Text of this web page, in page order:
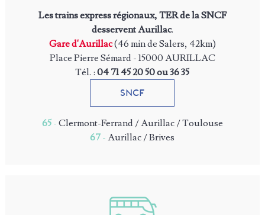
Les trains express régionaux, TER de la SNCF
desservent Aurillac.
Gare d'Aurillac(46 min de Salers, 42km)
Place Pierre Sémard - 15000 AURILLAC
Tél. :04 71 45 20 50 ou 36 35
SNCF
65- Clermont-Ferrand / Aurillac / Toulouse
67 - Aurillac / Brives